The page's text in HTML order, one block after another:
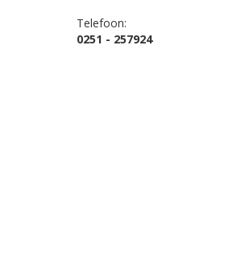
Telefoon:
0251 - 257924